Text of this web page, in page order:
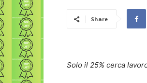
Share
Solo il 25% cerca